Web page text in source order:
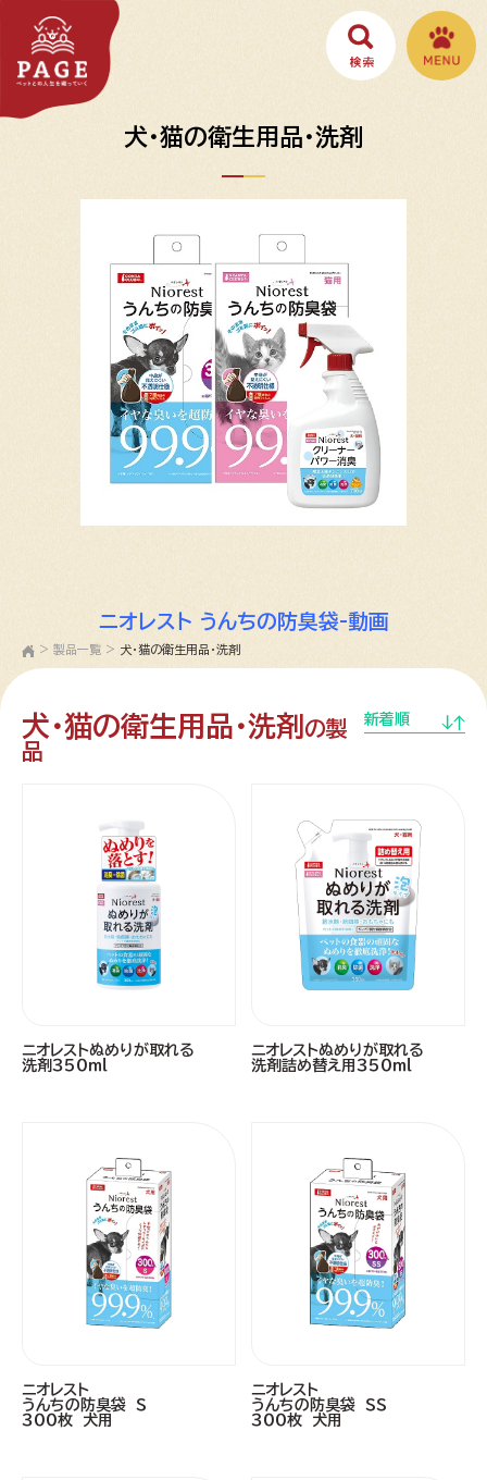
犬・猫の衛生用品・洗剤
ニオレスト うんちの防臭袋-動画
> 製品一覧 > 犬・猫の衛生用品・洗剤
犬・猫の衛生用品・洗剤 の製
品
新着順
ニオレストぬめりが取れる
洗剤３５０ｍｌ
ニオレストぬめりが取れる
洗剤詰め替え用３５０ｍｌ
ニオレスト
うんちの防臭袋 Ｓ
３００枚 犬用
ニオレスト
うんちの防臭袋 ＳＳ
３００枚 犬用